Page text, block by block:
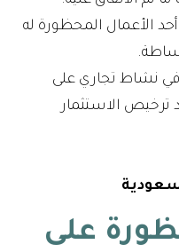
أحد الأعمال المحظورة له
نشاط تجاري على
ترخيص الاستثمار
على